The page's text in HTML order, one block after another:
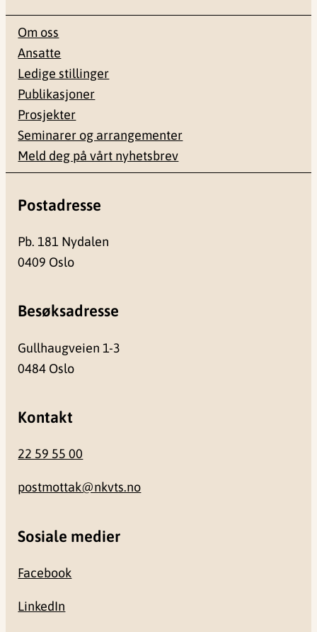
Om oss
Ansatte
Ledige stillinger
Publikasjoner
Prosjekter
Seminarer og arrangementer
Meld deg på vårt nyhetsbrev
Postadresse
Pb. 181 Nydalen
0409 Oslo
Besøksadresse
Gullhaugveien 1-3
0484 Oslo
Kontakt
22 59 55 00
postmottak@nkvts.no
Sosiale medier
Facebook
LinkedIn